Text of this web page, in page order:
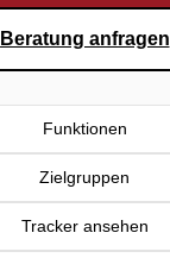
Beratung anfragen
Funktionen
Zielgruppen
Tracker ansehen